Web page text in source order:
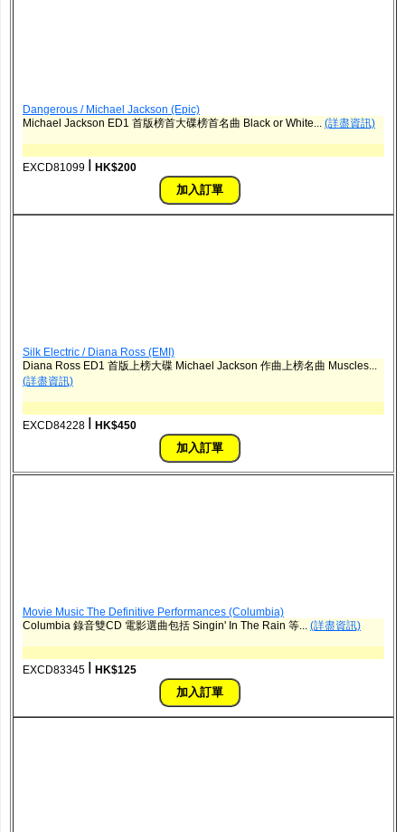
Dangerous / Michael Jackson (Epic)
Michael Jackson ED1 首版榜首大碟榜首名曲 Black or White... (詳盡資訊)
EXCD81099 HK$200
Silk Electric / Diana Ross (EMI)
Diana Ross ED1 首版上榜大碟 Michael Jackson 作曲上榜名曲 Muscles...
(詳盡資訊)
EXCD84228 HK$450
Movie Music The Definitive Performances (Columbia)
Columbia 錄音雙CD 電影選曲包括 Singin' In The Rain 等... (詳盡資訊)
EXCD83345 HK$125